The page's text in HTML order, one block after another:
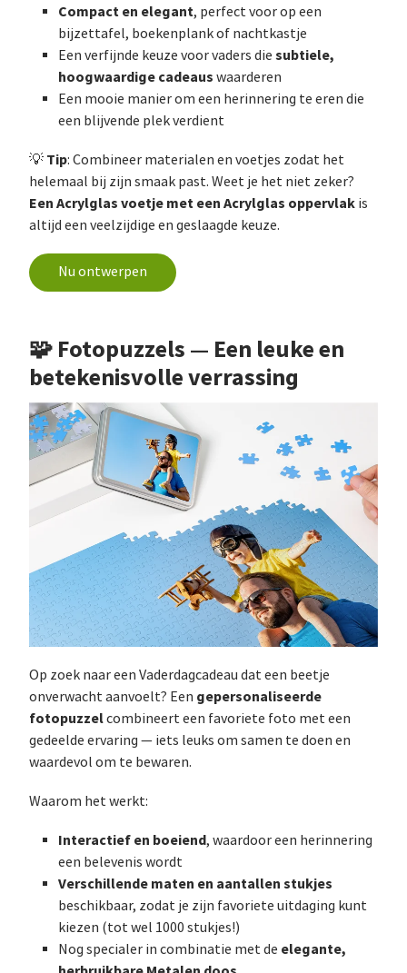
Compact en elegant, perfect voor op een
bijzettafel, boekenplank of nachtkastje
Een verfijnde keuze voor vaders die subtiele,
hoogwaardige cadeaus waarderen
Een mooie manier om een herinnering te eren die
een blijvende plek verdient
💡 Tip: Combineer materialen en voetjes zodat het
helemaal bij zijn smaak past. Weet je het niet zeker?
Een Acrylglas voetje met een Acrylglas oppervlak is
altijd een veelzijdige en geslaagde keuze.
Nu ontwerpen
🧩 Fotopuzzels — Een leuke en
betekenisvolle verrassing
Op zoek naar een Vaderdagcadeau dat een beetje
onverwacht aanvoelt? Een gepersonaliseerde
fotopuzzelcombineert een favoriete foto met een
gedeelde ervaring — iets leuks om samen te doen en
waardevol om te bewaren.
Waarom het werkt:
Interactief en boeiend, waardoor een herinnering
een belevenis wordt
Verschillende maten en aantallen stukjes
beschikbaar, zodat je zijn favoriete uitdaging kunt
kiezen (tot wel 1000 stukjes!)
Nog specialer in combinatie met de elegante,